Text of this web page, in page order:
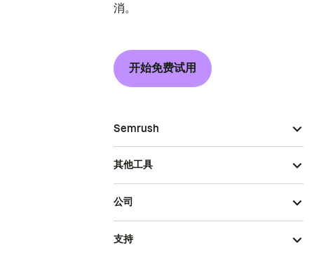
消。
开始免费试用
Semrush
其他工具
公司
支持